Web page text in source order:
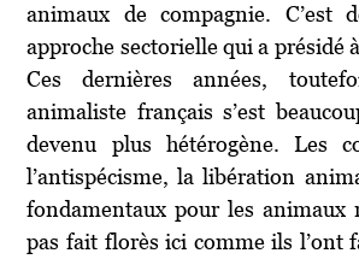
animaux de compagnie. C’est
approche sectorielle qui a présidé
Ces dernières années,
animaliste français s’est
devenu plus hétérogène. Les
l’antispécisme, la libération
fondamentaux pour les animaux
pas fait florès ici comme ils l’ont